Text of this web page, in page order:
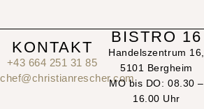
KONTAKT
+43 664 251 31 85
chef@christianrescher.com
BISTRO 16
Handelszentrum 16,
5101 Bergheim
MO bis DO: 08.30 –
16.00 Uhr